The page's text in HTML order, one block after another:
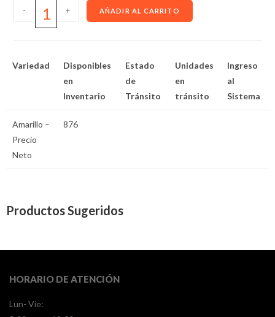
- + AÑADIR AL CARRITO
Variedad
Disponibles
en
Inventario
Estado
de
Tránsito
Unidades
en
tránsito
Ingreso
al
Sistema
Amarillo –
Precio
Neto
876
Productos Sugeridos
HORARIO DE ATENCIÓN
Lun- Vie: